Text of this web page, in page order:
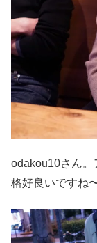
odakou10さん。
格好良いですね